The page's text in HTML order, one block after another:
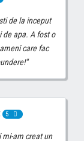
de la inceput
de apa. A fost o
care fac
5
mi-am creat un